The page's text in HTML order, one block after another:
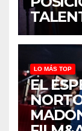
LO MÁS TOP
EL